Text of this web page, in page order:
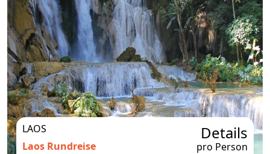
LAOS
Laos Rundreise
Details
pro Person